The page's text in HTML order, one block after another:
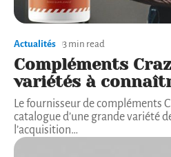
Actualités 3 min read
Compléments
variétés à
Le fournisseur de compléments
catalogue d’une grande variété
l’acquisition…